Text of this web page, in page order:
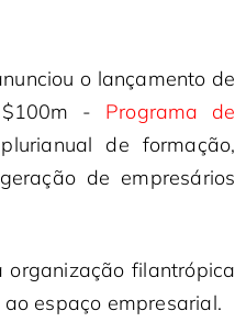
o lançamento de
$100m - Programa de
de formação,
de empresários
filantrópica
espaço empresarial.